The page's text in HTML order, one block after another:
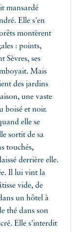
mansardé
Elle s'en
montèrent
: points,
Sèvres, ses
Mais
des jardins
une vaste
boisé et noir.
elle se
sortit de sa
touchés,
derrière elle.
Il lui vint la
vide, de
un hôtel à
thé dans son
Elle s'interdit